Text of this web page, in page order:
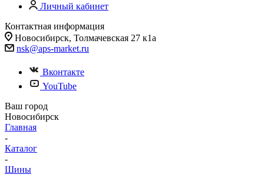
Личный кабинет
Контактная информация
Новосибирск, Толмачевская 27 к1а
nsk@aps-market.ru
Вконтакте
YouTube
Ваш город
Новосибирск
Главная
-
Каталог
-
Шины